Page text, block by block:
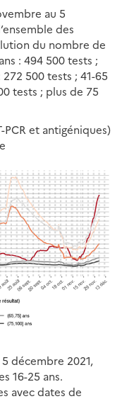
au 5
des
du nombre de
: 494 500 tests ;
272 500 tests ; 41-65
tests ; plus de 75
et antigéniques)
décembre 2021,
16-25 ans.
avec dates de